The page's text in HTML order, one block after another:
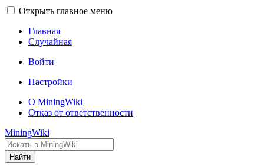
Открыть главное меню
Главная
Случайная
Войти
Настройки
О MiningWiki
Отказ от ответственности
MiningWiki
Найти